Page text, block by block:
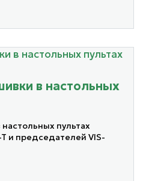
в настольных
пультах
T и председателей VIS-